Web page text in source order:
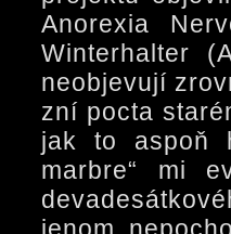
Anorexia
Winterhalter
neobjevují
zní pocta
jak to aspoň
marbre“ mi